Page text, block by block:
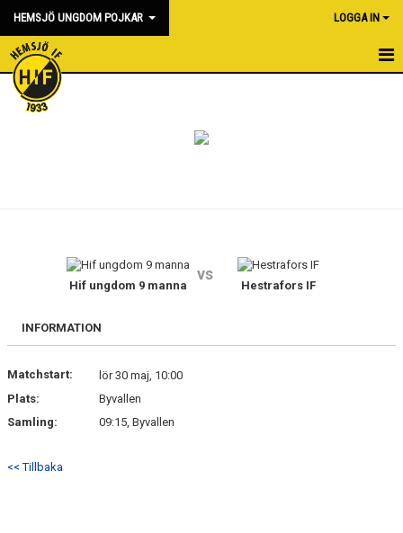
HEMSJÖ UNGDOM POJKAR LOGGA IN
HEM
DOKUMENT
KONTAKT
Hif ungdom 9 manna
vs
Hestrafors IF
INFORMATION
Matchstart:
lör 30 maj, 10:00
Plats:
Byvallen
Samling:
09:15, Byvallen
<< Tillbaka